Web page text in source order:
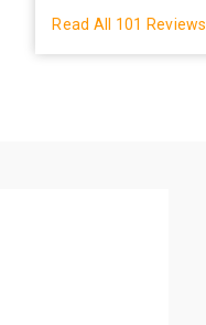
Read All 101 Reviews